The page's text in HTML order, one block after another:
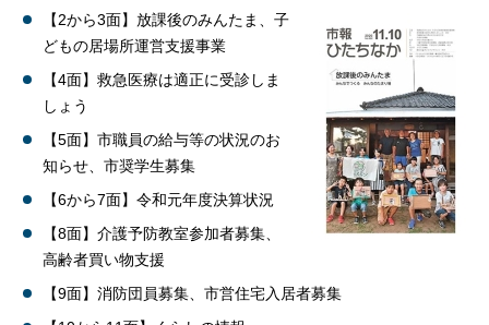
【2から3面】放課後のみんたま、子
どもの居場所運営支援事業
【4面】救急医療は適正に受診しま
しょう
【5面】市職員の給与等の状況のお
知らせ、市奨学生募集
【6から7面】令和元年度決算状況
【8面】介護予防教室参加者募集、
高齢者買い物支援
【9面】消防団員募集、市営住宅入居者募集